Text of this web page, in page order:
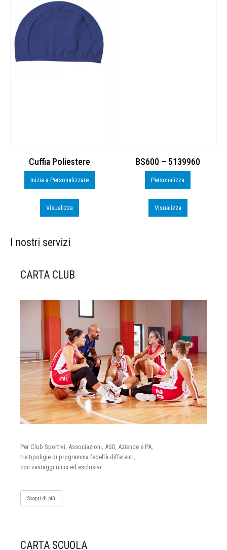
Cuffia Poliestere
Inizia a Personalizzare
Visualizza
BS600 – 5139960
Personalizza
Visualizza
I nostri servizi
CARTA CLUB
Per Club Sportivi, Associazioni, ASD, Aziende e PA,
tre tipoligie di programma fedeltà differenti,
con vantaggi unici ed esclusivi.
Scopri di più
CARTA SCUOLA